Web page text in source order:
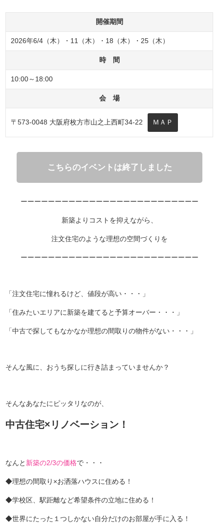
開催期間
2026年6/4（木）・11（木）・18（木）・25（木）
時 間
10:00～18:00
会 場
〒573-0048 大阪府枚方市山之上西町34-22 ＭＡＰ
こちらのイベントは終了しました
ーーーーーーーーーーーーーーーーーーーーーーーーーー
新築よりコストを抑えながら、
注文住宅のような理想の空間づくりを
ーーーーーーーーーーーーーーーーーーーーーーーーーー
「注文住宅に憧れるけど、値段が高い・・・」
「住みたいエリアに新築を建てると予算オーバー・・・」
「中古で探してもなかなか理想の間取りの物件がない・・・」
そんな風に、おうち探しに行き詰まっていませんか？
そんなあなたにピッタリなのが、
中古住宅×リノベーション！
なんと 新築の2/3の価格で・・・
◆理想の間取り×お洒落ハウスに住める！
◆学校区、駅距離など希望条件の立地に住める！
◆世界にたった１つしかない自分だけのお部屋が手に入る！